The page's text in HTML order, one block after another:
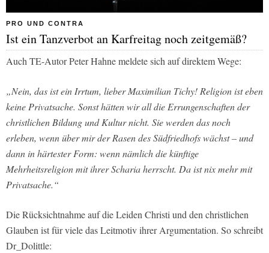
PRO UND CONTRA
Ist ein Tanzverbot an Karfreitag noch zeitgemäß?
Auch TE-Autor Peter Hahne meldete sich auf direktem Wege:
„Nein, das ist ein Irrtum, lieber Maximilian Tichy! Religion ist eben
keine Privatsache. Sonst hätten wir all die Errungenschaften der
christlichen Bildung und Kultur nicht. Sie werden das noch
erleben, wenn über mir der Rasen des Südfriedhofs wächst – und
dann in härtester Form: wenn nämlich die künftige
Mehrheitsreligion mit ihrer Scharia herrscht. Da ist nix mehr mit
Privatsache.“
Die Rücksichtnahme auf die Leiden Christi und den christlichen
Glauben ist für viele das Leitmotiv ihrer Argumentation. So schreibt
Dr_Dolittle: